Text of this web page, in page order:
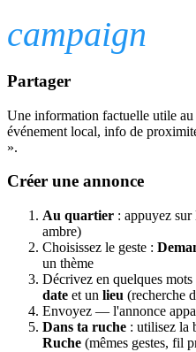
campaign
Partager
Une information factuelle utile
événement local, info de
».
Créer une annonce
Au quartier : appuyez sur
ambre)
Choisissez le geste :
un thème
Décrivez en quelques
date et un lieu (recherche
Envoyez — l'annonce
Dans ta ruche : utilisez la
Ruche (mêmes gestes, fil